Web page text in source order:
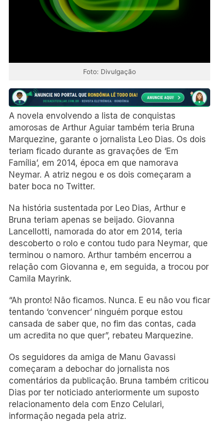
Foto: Divulgação
A novela envolvendo a lista de conquistas
amorosas de Arthur Aguiar também teria Bruna
Marquezine, garante o jornalista Leo Dias. Os dois
teriam ficado durante as gravações de ‘Em
Família’, em 2014, época em que namorava
Neymar. A atriz negou e os dois começaram a
bater boca no Twitter.
Na história sustentada por Leo Dias, Arthur e
Bruna teriam apenas se beijado. Giovanna
Lancellotti, namorada do ator em 2014, teria
descoberto o rolo e contou tudo para Neymar, que
terminou o namoro. Arthur também encerrou a
relação com Giovanna e, em seguida, a trocou por
Camila Mayrink.
“Ah pronto! Não ficamos. Nunca. E eu não vou ficar
tentando ‘convencer’ ninguém porque estou
cansada de saber que, no fim das contas, cada
um acredita no que quer”, rebateu Marquezine.
Os seguidores da amiga de Manu Gavassi
começaram a debochar do jornalista nos
comentários da publicação. Bruna também criticou
Dias por ter noticiado anteriormente um suposto
relacionamento dela com Enzo Celulari,
informação negada pela atriz.